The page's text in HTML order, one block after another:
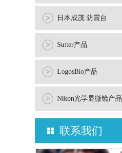
> 日本成茂 防震台
> Sutter产品
> LogosBio产品
> Nikon光学显微镜产品
联系我们